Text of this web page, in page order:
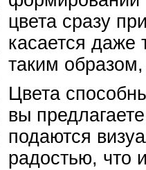
цвета сразу
касается даже
таким
Цвета
вы
подаются
радостью, что